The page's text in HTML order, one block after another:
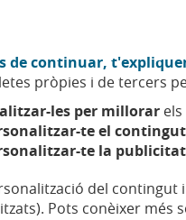
de continuar,
pròpies i de tercers
les per millorar
te el contingut
te la publicitat
del contingut
Pots conèixer més
Compromís Gestió sostenible
2019